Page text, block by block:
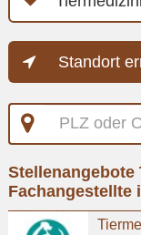
Kategorie
Standort
PLZ
oder
eingeben
Fachangestellte